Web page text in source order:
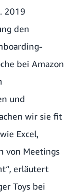
2019
den
bei Amazon
und
wir sie fit
Excel,
von Meetings
erläutert
Toys bei